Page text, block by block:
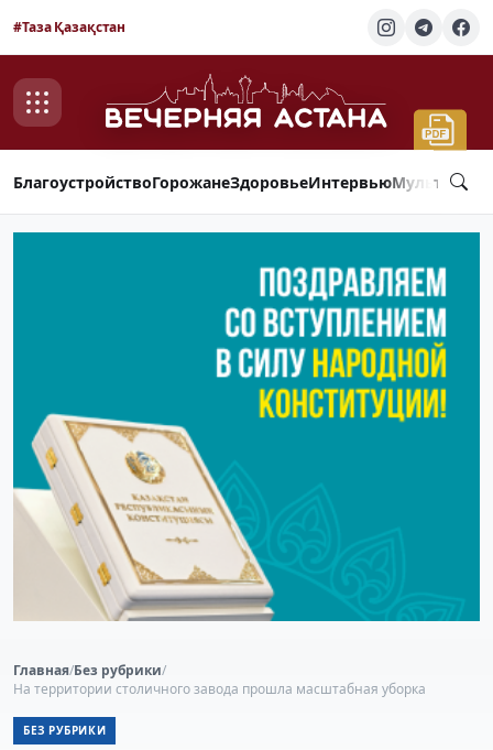
#Таза Қазақстан
БлагоустройствоГорожанеЗдоровьеИнтервью
Главная/Без рубрики/
На территории столичного завода прошла масштабная уборка
БЕЗ РУБРИКИ